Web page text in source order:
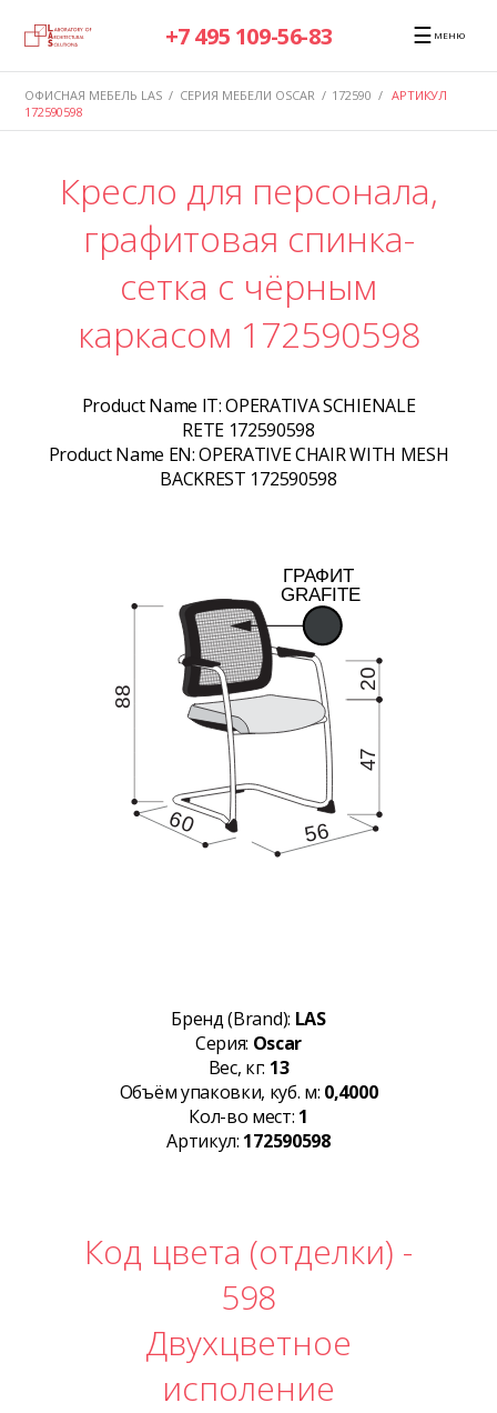
+7 495 109-56-83 ☰ МЕНЮ
ОФИСНАЯ МЕБЕЛЬ LAS / СЕРИЯ МЕБЕЛИ OSCAR / 172590 / АРТИКУЛ
172590598
Кресло для персонала,
графитовая спинка-
сетка с чёрным
каркасом 172590598
Product Name IT:OPERATIVA SCHIENALE
RETE 172590598
Product Name EN:OPERATIVE CHAIR WITH MESH
BACKREST 172590598
Бренд (Brand): LAS
Серия: Oscar
Вес, кг: 13
Объём упаковки, куб. м: 0,4000
Кол-во мест: 1
Артикул: 172590598
Код цвета (отделки) -
598
Двухцветное
исполение